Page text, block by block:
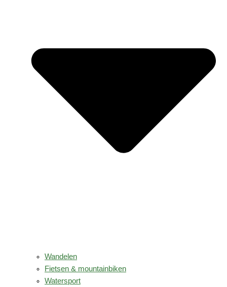
Wandelen
Fietsen & mountainbiken
Watersport